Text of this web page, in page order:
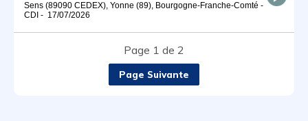
Sens (89090 CEDEX), Yonne (89), Bourgogne-Franche-Comté -
CDI - 17/07/2026
Page 1 de 2
Page Suivante